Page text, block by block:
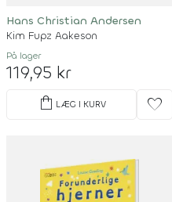
Hans Christian Andersen
Kim Fupz Aakeson
På lager
119,95 kr
shopping_bag LÆG I KURV favorite